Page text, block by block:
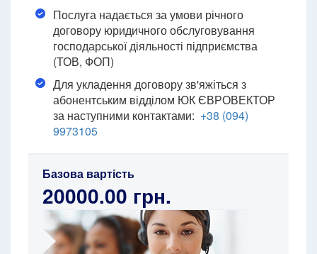
Послуга надається за умови річного
договору юридичного обслуговування
господарської діяльності підприємства
(ТОВ, ФОП)
Для укладення договору зв'яжіться з
абонентським відділом ЮК ЄВРОВЕКТОР
за наступними контактами: +38 (094)
9973105
Базова вартість
20000.00 грн.